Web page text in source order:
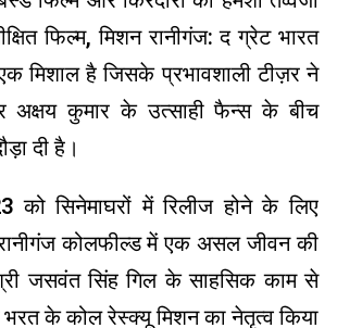
फिल्म, मिशन रानीगंज: द ग्रेट भारत
मिशाल है जिसके प्रभावशाली टीज़र ने
अक्षय कुमार के उत्साही फैन्स के बीच
दी है।
को सिनेमाघरों में रिलीज होने के लिए
कोलफील्ड में एक असल जीवन की
जसवंत सिंह गिल के साहसिक काम से
भरत के कोल रेस्क्यू मिशन का नेतृत्व किया